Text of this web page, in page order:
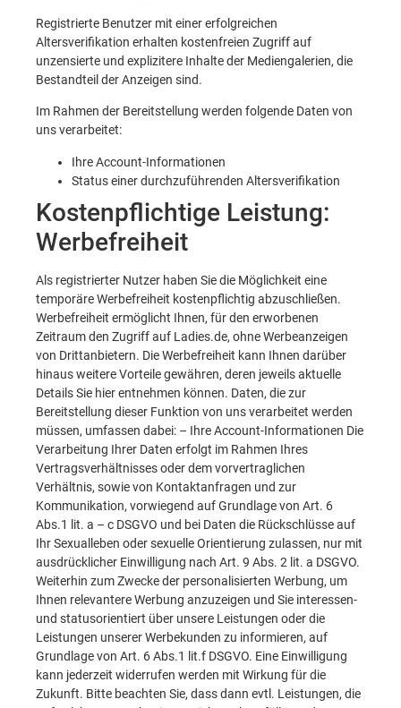
Registrierte Benutzer mit einer erfolgreichen
Altersverifikation erhalten kostenfreien Zugriff auf
unzensierte und explizitere Inhalte der Mediengalerien, die
Bestandteil der Anzeigen sind.
Im Rahmen der Bereitstellung werden folgende Daten von
uns verarbeitet:
Ihre Account-Informationen
Status einer durchzuführenden Altersverifikation
Kostenpflichtige Leistung:
Werbefreiheit
Als registrierter Nutzer haben Sie die Möglichkeit eine
temporäre Werbefreiheit kostenpflichtig abzuschließen.
Werbefreiheit ermöglicht Ihnen, für den erworbenen
Zeitraum den Zugriff auf Ladies.de, ohne Werbeanzeigen
von Drittanbietern. Die Werbefreiheit kann Ihnen darüber
hinaus weitere Vorteile gewähren, deren jeweils aktuelle
Details Sie hier entnehmen können. Daten, die zur
Bereitstellung dieser Funktion von uns verarbeitet werden
müssen, umfassen dabei: – Ihre Account-Informationen Die
Verarbeitung Ihrer Daten erfolgt im Rahmen Ihres
Vertragsverhältnisses oder dem vorvertraglichen
Verhältnis, sowie von Kontaktanfragen und zur
Kommunikation, vorwiegend auf Grundlage von Art. 6
Abs.1 lit. a – c DSGVO und bei Daten die Rückschlüsse auf
Ihr Sexualleben oder sexuelle Orientierung zulassen, nur mit
ausdrücklicher Einwilligung nach Art. 9 Abs. 2 lit. a DSGVO.
Weiterhin zum Zwecke der personalisierten Werbung, um
Ihnen relevantere Werbung anzuzeigen und Sie interessen-
und statusorientiert über unsere Leistungen oder die
Leistungen unserer Werbekunden zu informieren, auf
Grundlage von Art. 6 Abs.1 lit.f DSGVO. Eine Einwilligung
kann jederzeit widerrufen werden mit Wirkung für die
Zukunft. Bitte beachten Sie, dass dann evtl. Leistungen, die